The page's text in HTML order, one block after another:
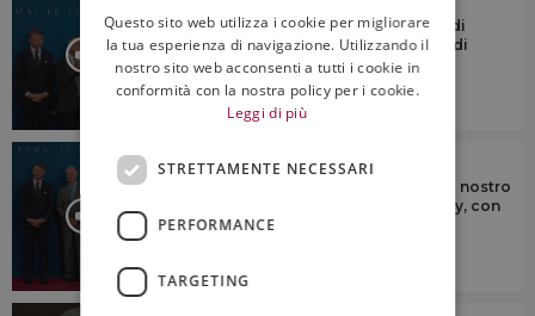
Il Parmigiano Reggiano è “un pezzo di
Emilia, ed è molto di più di un pezzo di
formaggio”
L'INTERVISTA
“Dobbiamo continuare a fare bene al nostro
mestiere, e a fare bene al made in Italy, con
il vino”
ENGLISH
Questo sito web utilizza i cookie per migliorare
la tua esperienza di navigazione. Utilizzando il
nostro sito web acconsenti a tutti i cookie in
conformità con la nostra policy per i cookie.
Leggi di più
STRETTAMENTE NECESSARI
PERFORMANCE
TARGETING